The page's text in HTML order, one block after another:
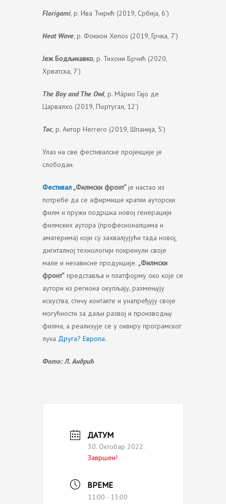
Florigami, р. Ива Ћирић (2019, Србија, 6’)
Heat Wave, р. Фокион Xenos (2019, Грчка, 7’)
Јеж Бодљикавко, р. Тихони Брчић (2020,
Хрватска, 7’)
The Boy and The Owl, р. Мáрио Гајо де
Царвалхо (2019, Португал, 12’)
Toc, р. Аитор Herrero (2019, Шпанија, 5’)
Улаз на све фестивалске пројекције је
слободан.
Фестивал„Филмски фронт”је настао из
потребе да се афирмише кратки ауторски
филм и пружи подршка новој генерацији
филмских аутора (професионалцима и
аматерима) који су захвалјујући тада новој,
дигиталној технологији покренули своје
мале и независне продукције. „Филмски
фронт” представља и платформу око које се
аутори из региона окупљају, размењују
искуства, стичу контакте и унапређују своје
могућности за даљи развој и производњу
филма, а реализује се у оквиру програмског
лука Друга? Европа.
Фото: Л. Андрић
ДАТУМ
30. Октобар 2022.
Завршен!
ВРЕМЕ
11:00 - 13:00